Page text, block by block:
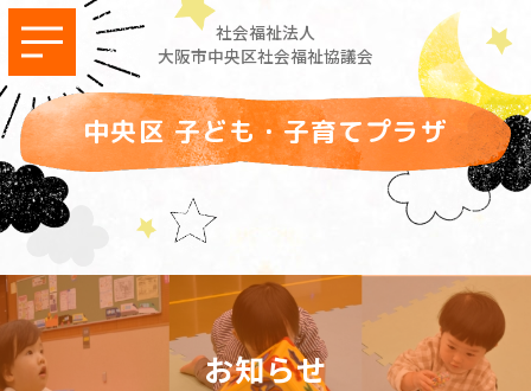
社会福祉法人
大阪市中央区社会福祉協議会
中央区 子ども・子育てプラザ
お知らせ